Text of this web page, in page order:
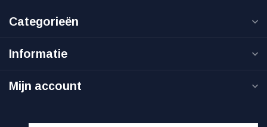
Categorieën
Informatie
Mijn account